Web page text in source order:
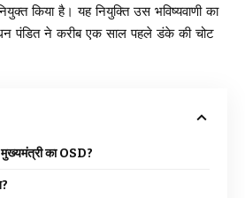
किया है। यह नियुक्ति उस भविष्यवाणी का
पंडित ने करीब एक साल पहले डंके की चोट
मुख्यमंत्री का OSD?